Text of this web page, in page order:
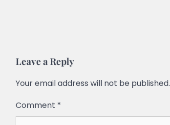
Leave a Reply
Your email address will not be published.
Comment *